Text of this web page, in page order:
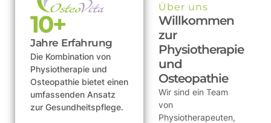
Jahre Erfahrung
10+
Die Kombination von
Physiotherapie und
Osteopathie bietet einen
umfassenden Ansatz
zur Gesundheitspflege.
Über uns
Willkommen
zur
Physiotherapie
und
Osteopathie
Wir sind ein Team
von
Physiotherapeuten,